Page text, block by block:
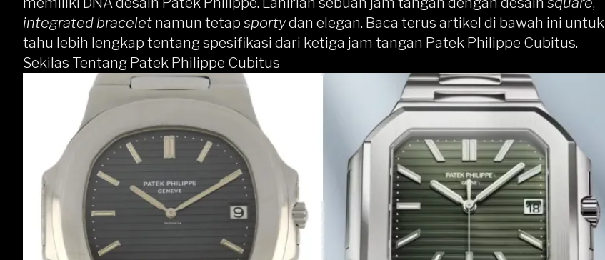
integrated bracelet namun tetap sportydan elegan. Baca terus artikel di bawah ini untuk
tahu lebih lengkap tentang spesifikasi dari ketiga jam tangan Patek Philippe Cubitus.
Sekilas Tentang Patek Philippe Cubitus